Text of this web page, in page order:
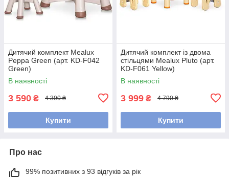
Дитячий комплект Mealux
Peppa Green (арт. KD-F042
Green)
В наявності
3 590 ₴ 4 390 ₴
Купити
Дитячий комплект із двома
стільцями Mealux Pluto (арт.
KD-F061 Yellow)
В наявності
3 999 ₴ 4 790 ₴
Купити
Про нас
99% позитивних з 93 відгуків за рік